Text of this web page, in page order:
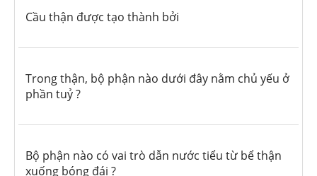
Cầu thận được tạo thành bởi
Trong thận, bộ phận nào dưới đây nằm chủ yếu ở
phần tuỷ ?
Bộ phận nào có vai trò dẫn nước tiểu từ bể thận
xuống bóng đái ?